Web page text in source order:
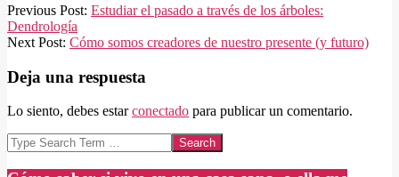
2020-
03-
06
Previous Post: Estudiar el pasado a través de los árboles:
Dendrología
Next Post: Cómo somos creadores de nuestro presente (y futuro)
Deja una respuesta
Lo siento, debes estarconectado para publicar un comentario.
Search